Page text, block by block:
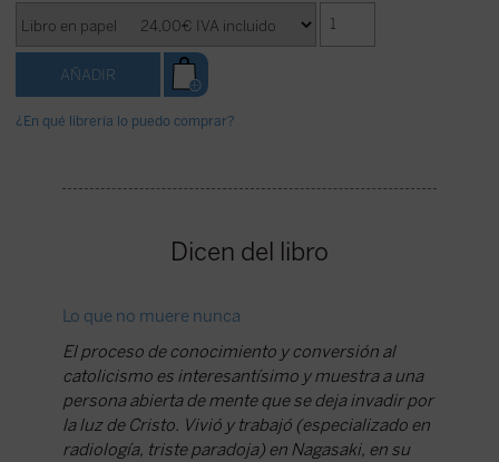
¿En qué librería lo puedo comprar?
Dicen del libro
Lo que no muere nunca
El proceso de conocimiento y conversión al
catolicismo es interesantísimo y muestra a una
persona abierta de mente que se deja invadir por
la luz de Cristo. Vivió y trabajó (especializado en
radiología, triste paradoja) en Nagasaki, en su